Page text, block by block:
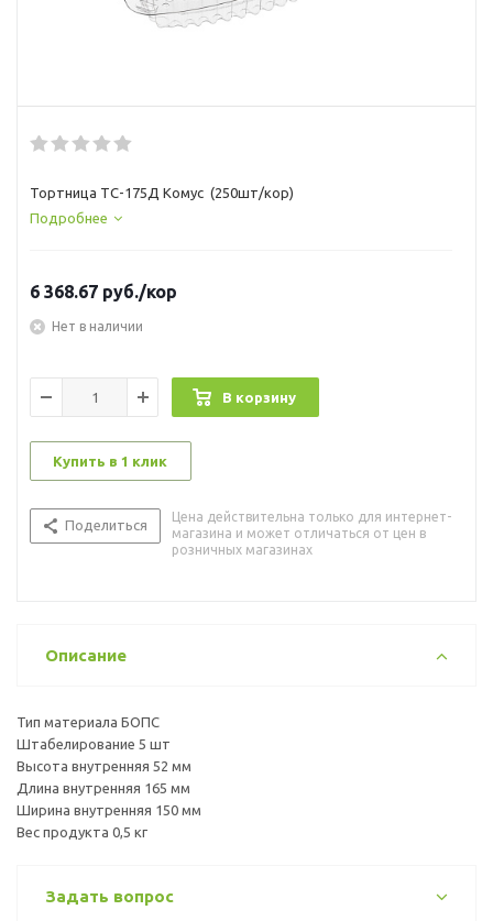
Тортница ТС-175Д Комус (250шт/кор)
Подробнее
6 368.67 руб./кор
Нет в наличии
В корзину
Купить в 1 клик
Поделиться
Цена действительна только для интернет-
магазина и может отличаться от цен в
розничных магазинах
Описание
Тип материала БОПС
Штабелирование 5 шт
Высота внутренняя 52 мм
Длина внутренняя 165 мм
Ширина внутренняя 150 мм
Вес продукта 0,5 кг
Задать вопрос